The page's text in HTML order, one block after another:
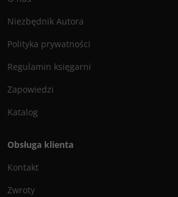
Niezbędnik Autora
Polityka prywatności
Regulamin księgarni
Zapowiedzi
Katalog
Obsługa klienta
Kontakt
Zwroty